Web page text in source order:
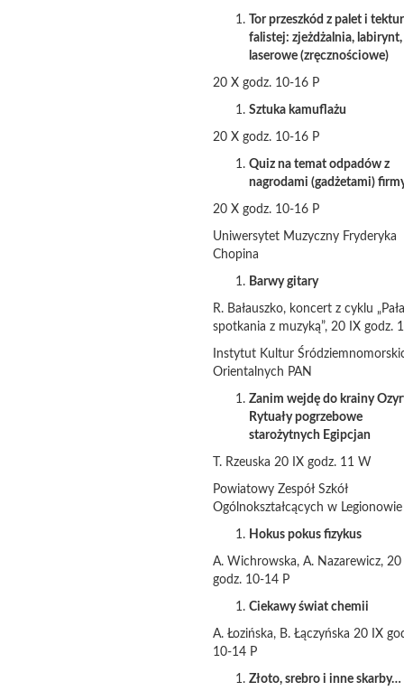
Tor przeszkód z palet i
falistej: zjeżdżalnia, labirynt,
laserowe (zręcznościowe)
20 X godz. 10-16 P
Sztuka kamuflażu
20 X godz. 10-16 P
Quiz na temat odpadów z
nagrodami (gadżetami)
20 X godz. 10-16 P
Uniwersytet Muzyczny Fryderyka
Chopina
Barwy gitary
R. Bałauszko, koncert z cyklu
spotkania z muzyką”, 20 IX godz.
Instytut Kultur
Orientalnych PAN
Zanim wejdę do krainy
Rytuały pogrzebowe
starożytnych Egipcjan
T. Rzeuska 20 IX godz. 11 W
Powiatowy Zespół Szkół
Ogólnokształcących w Legionowie
Hokus pokus fizykus
A. Wichrowska, A. Nazarewicz, 20
godz. 10-14 P
Ciekawy świat chemii
A. Łozińska, B. Łączyńska 20 IX
10-14 P
Złoto, srebro i inne skarby…